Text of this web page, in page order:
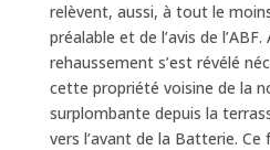
relèvent, aussi, à tout le
préalable et de l’avis de l’ABF.
rehaussement s’est révélé
cette propriété voisine de la
surplombante depuis la
vers l’avant de la Batterie. Ce